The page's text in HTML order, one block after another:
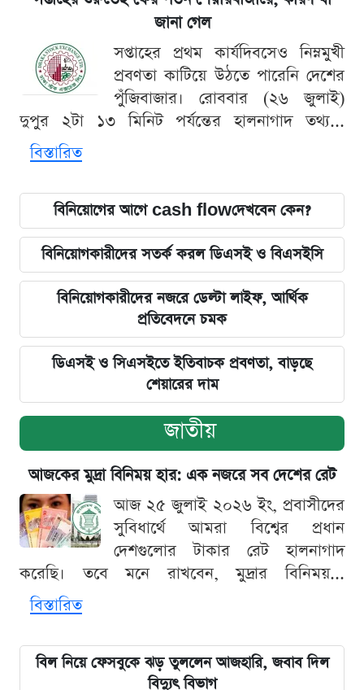
জানা গেল
সপ্তাহের প্রথম কার্যদিবসেও নিম্নমুখী
প্রবণতা কাটিয়ে উঠতে পারেনি দেশের
পুঁজিবাজার। রোববার (২৬ জুলাই)
দুপুর ২টা ১৩ মিনিট পর্যন্তের হালনাগাদ তথ্য...
বিস্তারিত
বিনিয়োগের আগে cash flowদেখবেন কেন?
বিনিয়োগকারীদের সতর্ক করল ডিএসই ও বিএসইসি
বিনিয়োগকারীদের নজরে ডেল্টা লাইফ, আর্থিক
প্রতিবেদনে চমক
ডিএসই ও সিএসইতে ইতিবাচক প্রবণতা, বাড়ছে
শেয়ারের দাম
জাতীয়
আজকের মুদ্রা বিনিময় হার: এক নজরে সব দেশের রেট
আজ ২৫ জুলাই ২০২৬ ইং, প্রবাসীদের
সুবিধার্থে আমরা বিশ্বের প্রধান
দেশগুলোর টাকার রেট হালনাগাদ
করেছি। তবে মনে রাখবেন, মুদ্রার বিনিময়...
বিস্তারিত
বিল নিয়ে ফেসবুকে ঝড় তুললেন আজহারি, জবাব দিল
বিদ্যুৎ বিভাগ